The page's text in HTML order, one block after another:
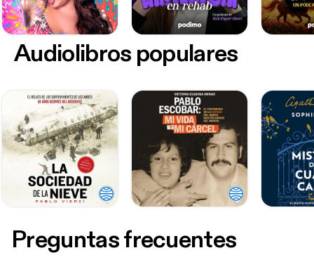
Audiolibros populares
Preguntas frecuentes